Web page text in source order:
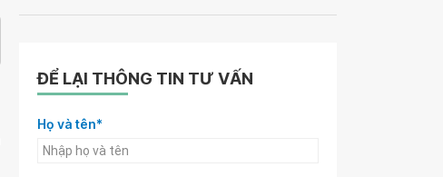
ĐỂ LẠI THÔNG TIN TƯ VẤN
Họ và tên*